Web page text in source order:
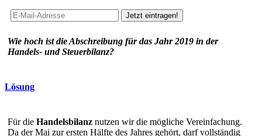
Wie hoch ist die Abschreibung für das Jahr 2019 in der
Handels- und Steuerbilanz?
Lösung
Für die Handelsbilanz nutzen wir die mögliche Vereinfachung.
Da der Mai zur ersten Hälfte des Jahres gehört, darf vollständig